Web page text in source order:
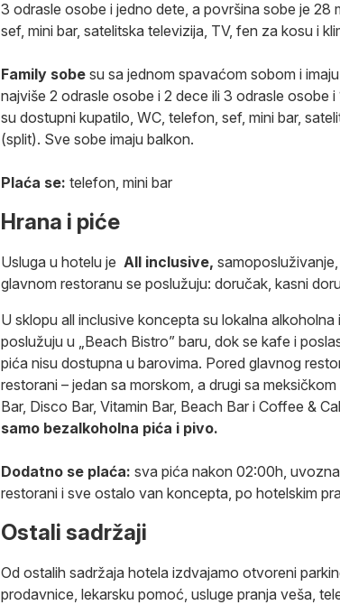
3 odrasle osobe i jedno dete, a površina sobe je 28
sef, mini bar, satelitska televizija, TV, fen za kosu i
Family sobe su sa jednom spavaćom sobom i
najviše 2 odrasle osobe i 2 dece ili 3 odrasle osobe
su dostupni kupatilo, WC, telefon, sef, mini bar,
(split). Sve sobe imaju balkon.
Plaća se: telefon, mini bar
Hrana i piće
Usluga u hotelu je All inclusive,
glavnom restoranu se poslužuju: doručak, kasni
U sklopu all inclusive koncepta su lokalna
poslužuju u „Beach Bistro” baru, dok se kafe i
pića nisu dostupna u barovima. Pored glavnog
restorani – jedan sa morskom, a drugi sa
Bar, Disco Bar, Vitamin Bar, Beach Bar i Coffee &
samo bezalkoholna pića i pivo.
Dodatno se plaća: sva pića nakon 02:00h,
restorani i sve ostalo van koncepta, po hotelskim
Ostali sadržaji
Od ostalih sadržaja hotela izdvajamo otvoreni
prodavnice, lekarsku pomoć, usluge pranja veša,